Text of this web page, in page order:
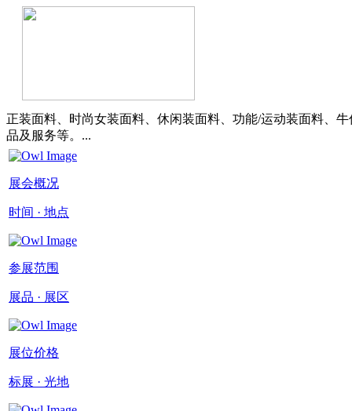
正装面料、时尚女装面料、休闲装面料、功能/运动装面料、
品及服务等。...
展会概况
时间 · 地点
参展范围
展品 · 展区
展位价格
标展 · 光地